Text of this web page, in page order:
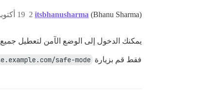
itsbhanusharma (Bhanu Sharma) 19 أكتوبر 2020، 2:27م 2
يمكنك الدخول إلى الوضع الآمن لتعطيل
فقط قم بزيارة safe-mode